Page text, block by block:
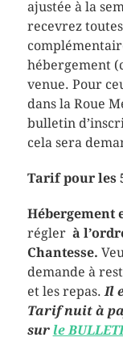
ajustée à la
recevrez
hébergement
venue. Pour
dans la Roue
bulletin
cela sera
Tarif pour les
Hébergement
régler à
Chantesse.
demande à
et les repas.Il
Tarif nuit à
sur le